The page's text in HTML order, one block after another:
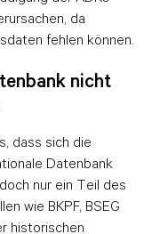
da
fehlen können.
nicht
dass sich die
Datenbank
nur ein Teil des
wie BKPF, BSEG
historischen